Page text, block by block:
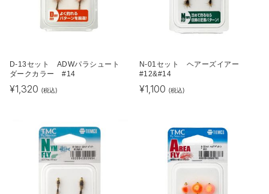
D-13セット ADWパラシュート
ダークカラー #14
¥1,320 (税込)
N-01セット ヘアーズイアー
#12&#14
¥1,100 (税込)